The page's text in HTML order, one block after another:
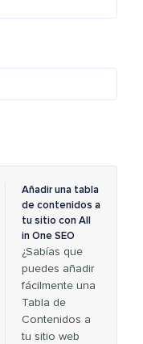
Añadir una tabla
de contenidos a
tu sitio con All
in One SEO
¿Sabías que
puedes añadir
fácilmente una
Tabla de
Contenidos a
tu sitio web